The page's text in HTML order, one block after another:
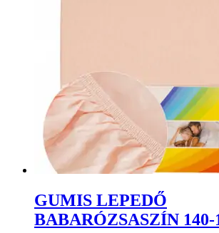
GUMIS LEPEDŐ
BABARÓZSASZÍN 140-